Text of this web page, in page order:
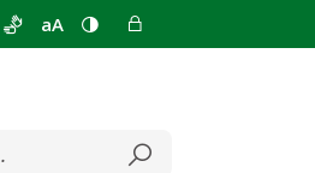
aA